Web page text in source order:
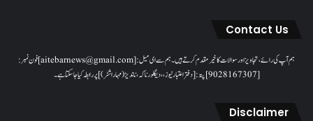
Contact Us
ہم آپ کی رائے، تجاویز اور سوالات کا خیرمقدم کرتے ہیں۔ ہم سےای میل: [aitebarnews@gmail.com]فون نمبر:
[9028167307]پتہ: [دفتر اعتبار نیوز، ، دیگلور ناکہ، ناندیڑ(مہاراشٹر) ] پر رابطہ کیا جاسکتا ہے۔
Disclaimer